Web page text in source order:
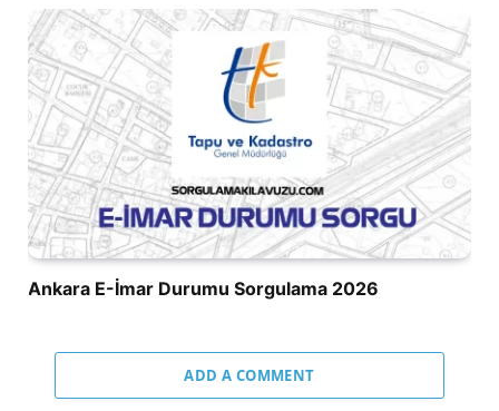
Ankara E-İmar Durumu Sorgulama 2026
ADD A COMMENT